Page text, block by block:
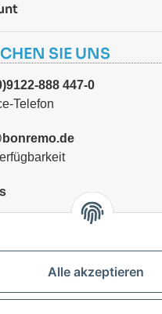
SIE UNS
888 447-0
Telefon
Alle akzeptieren